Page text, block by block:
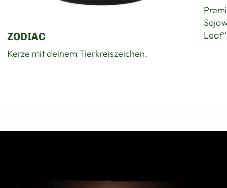
ZODIAC
Kerze mit deinem Tierkreiszeichen.